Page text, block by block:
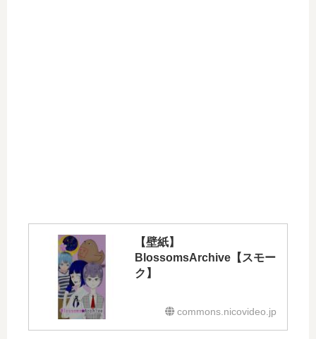
【壁紙】
BlossomsArchive【スモー
ク】
commons.nicovideo.jp